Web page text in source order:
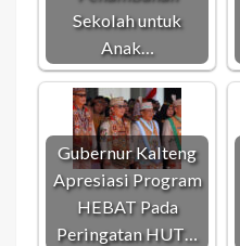
Sekolah untuk
Anak…
Gubernur Kalteng
Apresiasi Program
HEBAT Pada
Peringatan HUT…